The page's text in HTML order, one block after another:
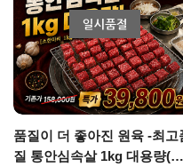
품질이 더 좋아진 원육 -최고
질 통안심속살 1kg 대용량(텐